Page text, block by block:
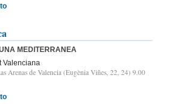
MEDITERRANEA
Valenciana
Arenas de Valencia (Eugènia Viñes, 22, 24) 9.00